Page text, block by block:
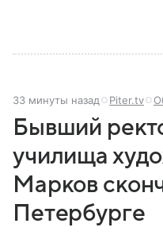
33 минуты назад Piter.tv
Бывший
училища
Марков
Петербурге